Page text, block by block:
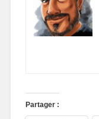
Partager :